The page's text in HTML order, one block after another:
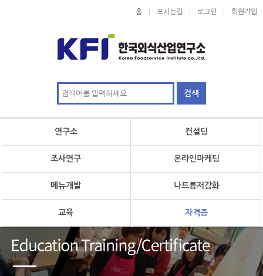
홈 오시는길 로그인 회원가입
연구소 컨설팅
조사연구 온라인마케팅
메뉴개발 나트륨저감화
교육 자격증